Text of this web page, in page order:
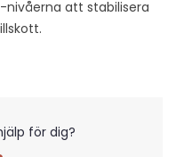
nivåerna att stabilisera
för dig?